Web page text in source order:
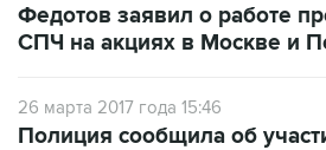
Федотов заявил о работе
СПЧ на акциях в Москве и
26 марта 2017 года 15:46
Полиция сообщила об